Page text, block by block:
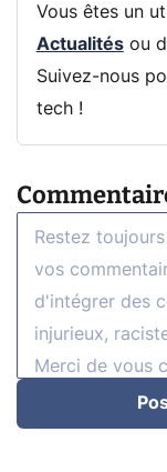
Vous êtes un
Actualitésou
Suivez-nous
tech !